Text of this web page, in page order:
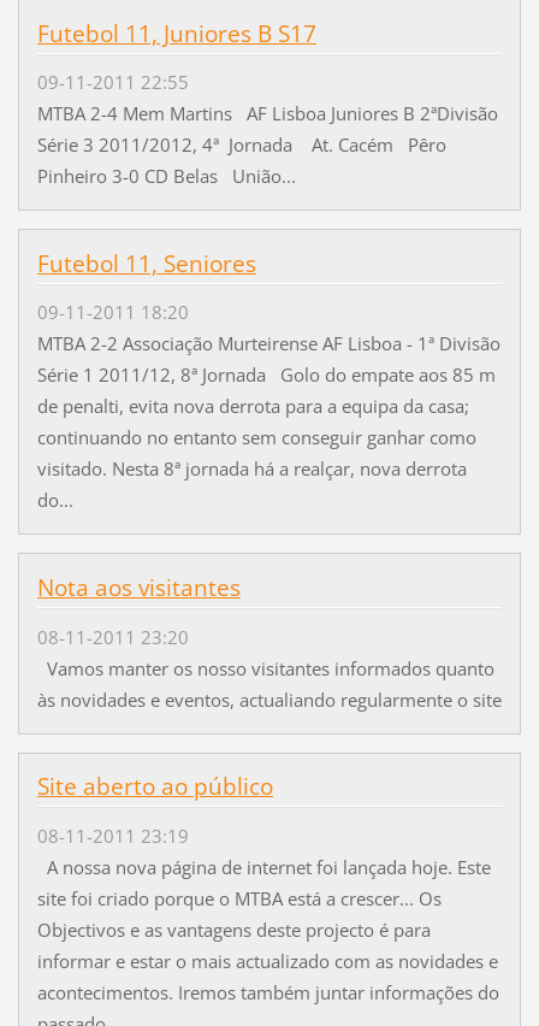
Futebol 11, Juniores B S17
09-11-2011 22:55
MTBA 2-4 Mem Martins AF Lisboa Juniores B 2ªDivisão
Série 3 2011/2012, 4ª Jornada At. Cacém Pêro
Pinheiro 3-0 CD Belas União...
Futebol 11, Seniores
09-11-2011 18:20
MTBA 2-2 Associação Murteirense AF Lisboa - 1ª Divisão
Série 1 2011/12, 8ª Jornada Golo do empate aos 85 m
de penalti, evita nova derrota para a equipa da casa;
continuando no entanto sem conseguir ganhar como
visitado. Nesta 8ª jornada há a realçar, nova derrota
do...
Nota aos visitantes
08-11-2011 23:20
Vamos manter os nosso visitantes informados quanto
às novidades e eventos, actualiando regularmente o site
Site aberto ao público
08-11-2011 23:19
A nossa nova página de internet foi lançada hoje. Este
site foi criado porque o MTBA está a crescer... Os
Objectivos e as vantagens deste projecto é para
informar e estar o mais actualizado com as novidades e
acontecimentos. Iremos também juntar informações do